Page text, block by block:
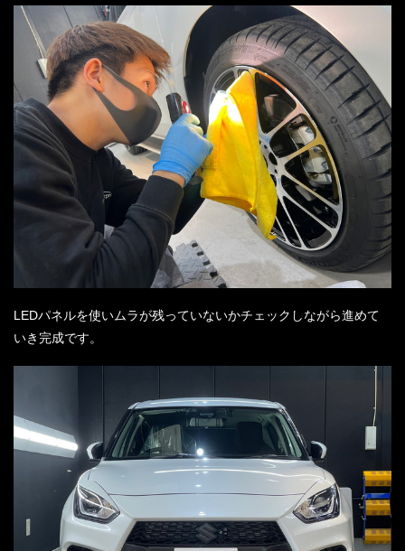
LEDパネルを使いムラが残っていないかチェックしながら進めて
いき完成です。